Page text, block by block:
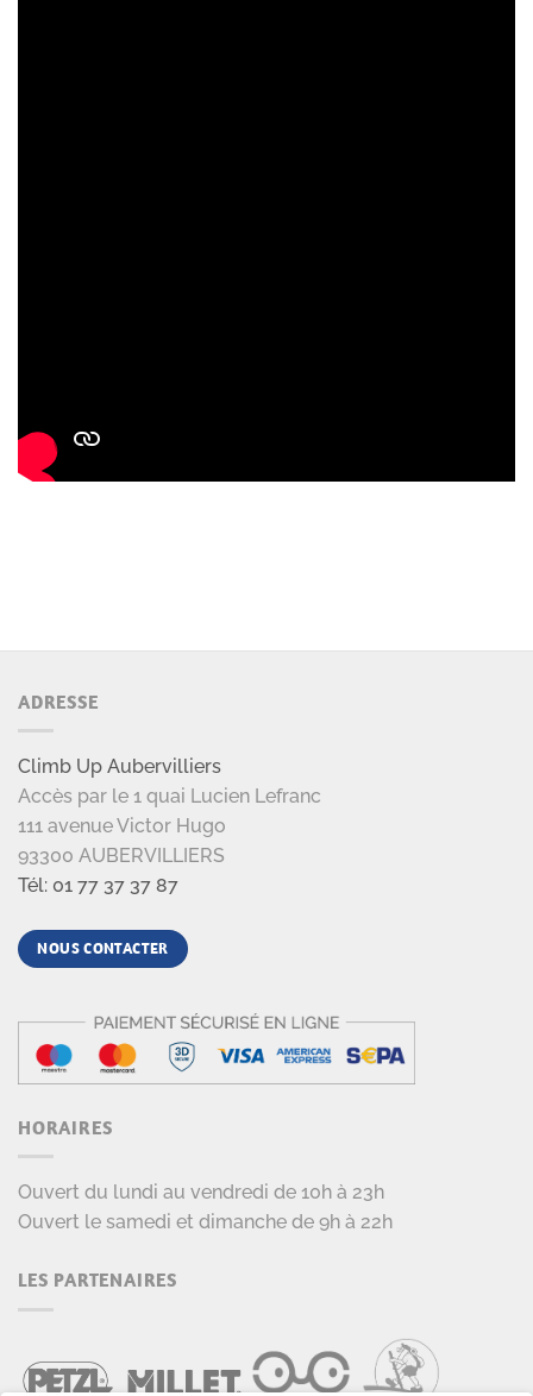
ADRESSE
Climb Up Aubervilliers
Accès par le 1 quai Lucien Lefranc
111 avenue Victor Hugo
93300 AUBERVILLIERS
Tél: 01 77 37 37 87
NOUS CONTACTER
HORAIRES
Ouvert du lundi au vendredi de 10h à 23h
Ouvert le samedi et dimanche de 9h à 22h
LES PARTENAIRES